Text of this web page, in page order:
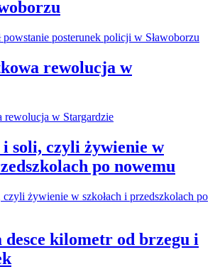
rewolucja w
soli, czyli żywienie w
po nowemu
desce kilometr od brzegu i